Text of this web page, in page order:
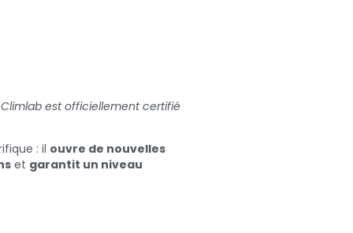
Climlab est officiellement certifié
: il ouvre de nouvelles
et garantit un niveau